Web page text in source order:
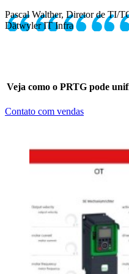
Pascal Walther, Diretor de TI/
Dätwyler IT Infra
Veja como o PRTG pode
Contato com vendas